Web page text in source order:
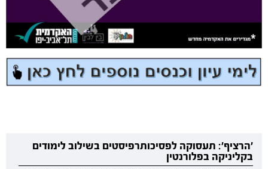
'הרציף': תעסוקה לפסיכותרפיסטים בשילוב לימודים
בקליניקה בפלורנטין